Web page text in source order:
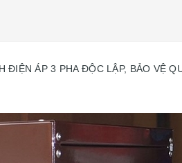
ĐIỆN ÁP 3 PHA ĐỘC LẬP, BẢO VỆ